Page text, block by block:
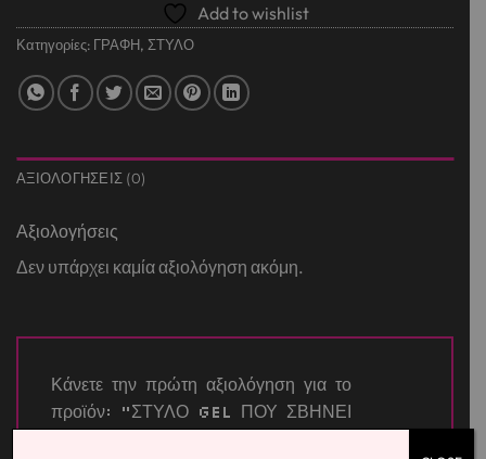
Add to wishlist
Κατηγορίες: ΓΡΑΦΗ, ΣΤΥΛΟ
ΑΞΙΟΛΟΓΉΣΕΙΣ (0)
Αξιολογήσεις
Δεν υπάρχει καμία αξιολόγηση ακόμη.
Κάνετε την πρώτη αξιολόγηση για το
προϊόν: “ΣΤΥΛΟ GEL ΠΟΥ ΣΒΗΝΕΙ